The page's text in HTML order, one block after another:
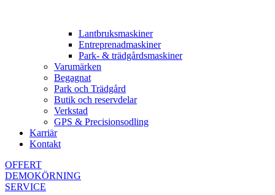
Lantbruksmaskiner
Entreprenadmaskiner
Park- & trädgårdsmaskiner
Varumärken
Begagnat
Park och Trädgård
Butik och reservdelar
Verkstad
GPS & Precisionsodling
Karriär
Kontakt
OFFERT
DEMOKÖRNING
SERVICE